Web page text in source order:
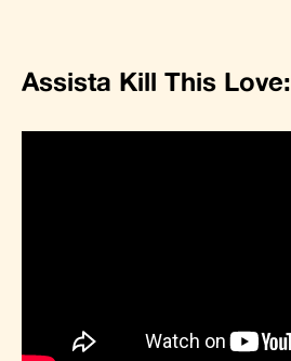
Assista Kill This Love: